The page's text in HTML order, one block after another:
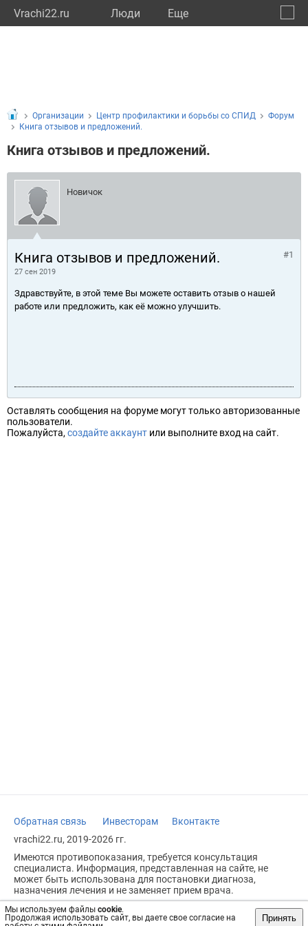
Vrachi22.ru Люди Eще
Мы используем файлы cookie.
Продолжая использовать сайт, вы даете свое согласие на
Принять
Организации Центр профилактики и борьбы со СПИД
Форум
Книга отзывов и предложений.
Книга отзывов и предложений.
Новичок
Книга отзывов и предложений.
27 сен 2019
#1
Здравствуйте, в этой теме Вы можете оставить отзыв о нашей
работе или предложить, как её можно улучшить.
Оставлять сообщения на форуме могут только авторизованные
пользователи.
Пожалуйста, создайте аккаунт или выполните вход на сайт.
Обратная связь Инвесторам
Вконтакте
vrachi22.ru, 2019-2026 гг.
Имеются противопоказания, требуется консультация
специалиста. Информация, представленная на сайте, не
может быть использована для постановки диагноза,
назначения лечения и не заменяет прием врача.
Возрастное ограничение: 18+